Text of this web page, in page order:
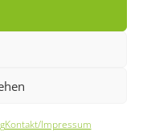
Kontakt/Impressum
© 2026. Neu